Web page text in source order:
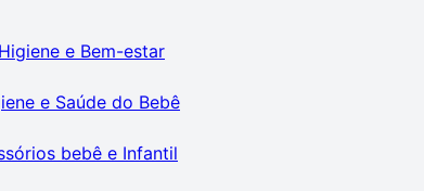
Higiene e Bem-estar
e Saúde do Bebê
bebê e Infantil